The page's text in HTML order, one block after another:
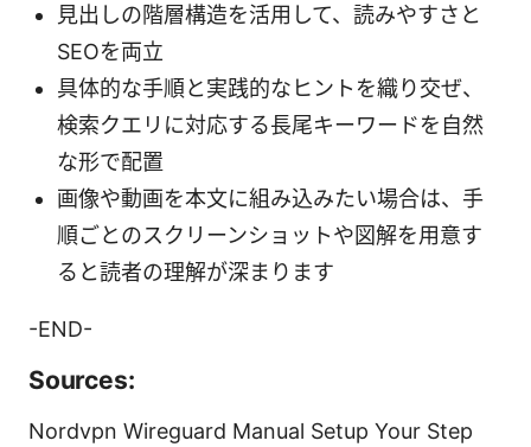
見出しの階層構造を活用して、読みやすさと
SEOを両立
具体的な手順と実践的なヒントを織り交ぜ、
検索クエリに対応する長尾キーワードを自然
な形で配置
画像や動画を本文に組み込みたい場合は、手
順ごとのスクリーンショットや図解を用意す
ると読者の理解が深まります
-END-
Sources:
Nordvpn Wireguard Manual Setup Your Step